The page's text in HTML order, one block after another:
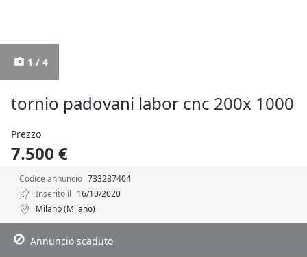
1 / 4
tornio padovani labor cnc 200x 1000
Prezzo
7.500 €
Codice annuncio 733287404
Inserito il 16/10/2020
Milano (Milano)
Descrizione
Dettagli Posizione Richiedi Info
Annuncio scaduto